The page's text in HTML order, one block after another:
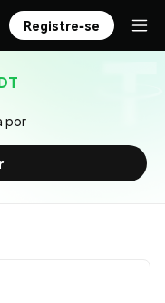
Registre-se
por